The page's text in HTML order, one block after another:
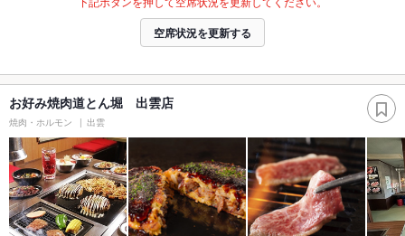
空席状況を更新する
お好み焼肉道とん堀 出雲店
焼肉・ホルモン 出雲